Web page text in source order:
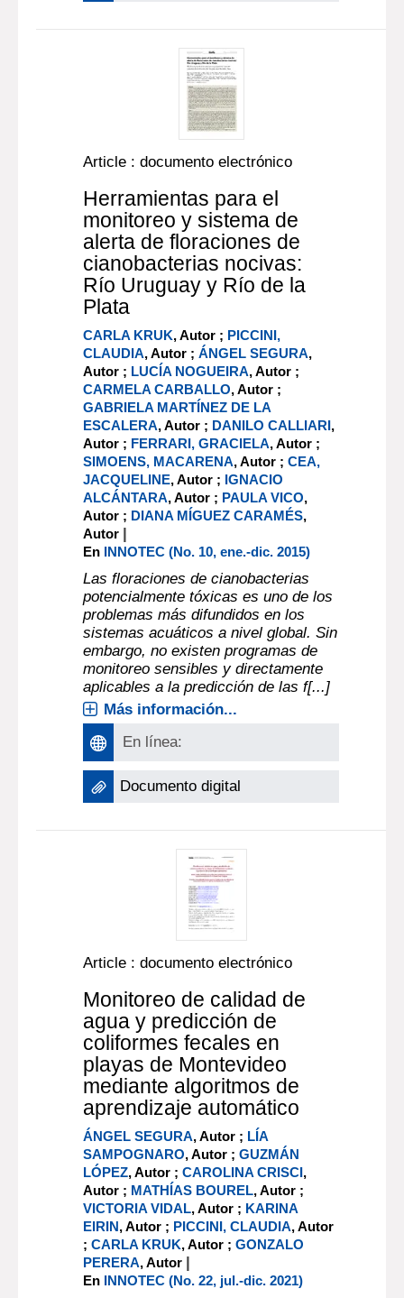
Article : documento electrónico
Herramientas para el
monitoreo y sistema de
alerta de floraciones de
cianobacterias nocivas:
Río Uruguay y Río de la
Plata
CARLA KRUK, Autor ; PICCINI,
CLAUDIA, Autor ;ÁNGEL SEGURA,
Autor ; LUCÍA NOGUEIRA, Autor ;
CARMELA CARBALLO, Autor ;
GABRIELA MARTÍNEZ DE LA
ESCALERA, Autor ; DANILO CALLIARI,
Autor ; FERRARI, GRACIELA, Autor ;
SIMOENS, MACARENA, Autor ;CEA,
JACQUELINE, Autor ; IGNACIO
ALCÁNTARA, Autor ; PAULA VICO,
Autor ; DIANA MÍGUEZ CARAMÉS,
Autor |
En INNOTEC (No. 10, ene.-dic. 2015)
Las floraciones de cianobacterias
potencialmente tóxicas es uno de los
problemas más difundidos en los
sistemas acuáticos a nivel global. Sin
embargo, no existen programas de
monitoreo sensibles y directamente
aplicables a la predicción de las f[...]
Más información...
En línea:
Documento digital
Article : documento electrónico
Monitoreo de calidad de
agua y predicción de
coliformes fecales en
playas de Montevideo
mediante algoritmos de
aprendizaje automático
ÁNGEL SEGURA, Autor ; LÍA
SAMPOGNARO, Autor ;GUZMÁN
LÓPEZ, Autor ;CAROLINA CRISCI,
Autor ; MATHÍAS BOUREL, Autor ;
VICTORIA VIDAL, Autor ; KARINA
EIRIN, Autor ; PICCINI, CLAUDIA, Autor
;CARLA KRUK, Autor ;GONZALO
PERERA, Autor |
En INNOTEC (No. 22, jul.-dic. 2021)